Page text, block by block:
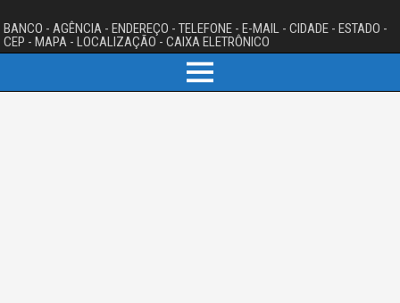
BANCO - AGÊNCIA - ENDEREÇO - TELEFONE - E-MAIL - CIDADE - ESTADO -
CEP - MAPA - LOCALIZAÇÃO - CAIXA ELETRÔNICO